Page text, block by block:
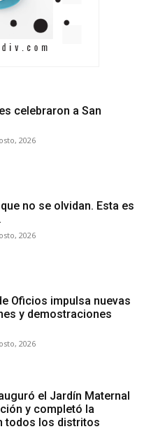
celebraron a San
2026
no se olvidan. Esta es
2026
Oficios impulsa nuevas
y demostraciones
2026
el Jardín Maternal
y completó la
todos los distritos